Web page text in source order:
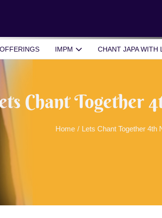
OFFERINGS IMPM CHANT JAPA WITH
Chant Together
Home / Lets Chant Together 4th